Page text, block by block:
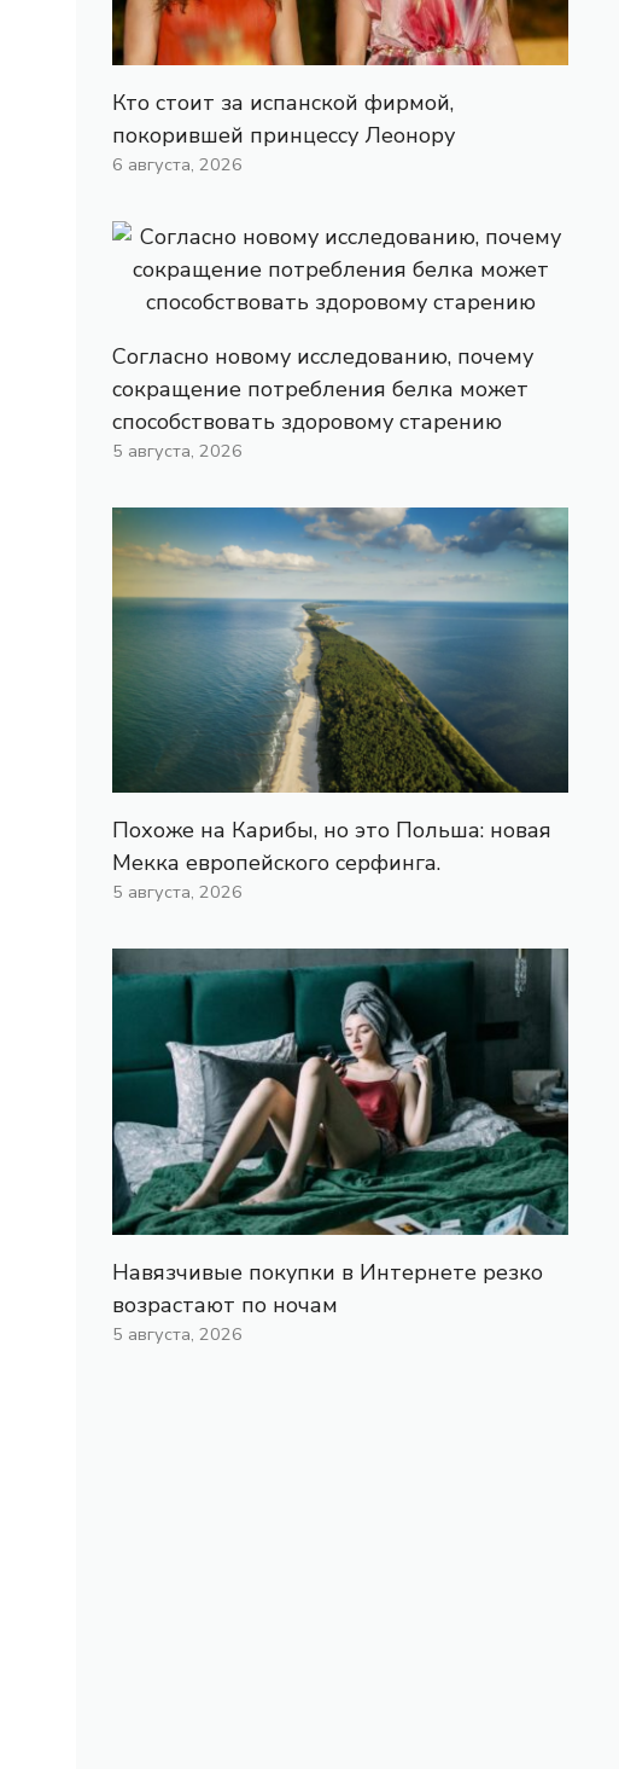
Кто стоит за испанской фирмой,
покорившей принцессу Леонору
6 августа, 2026
Согласно новому исследованию, почему
сокращение потребления белка может
способствовать здоровому старению
5 августа, 2026
Похоже на Карибы, но это Польша: новая
Мекка европейского серфинга.
5 августа, 2026
Навязчивые покупки в Интернете резко
возрастают по ночам
5 августа, 2026